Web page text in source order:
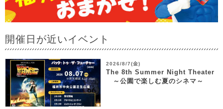
開催日が近いイベント
2026/8/7(金)
The 8th Summer Night Theater
～公園で楽しむ夏のシネマ～